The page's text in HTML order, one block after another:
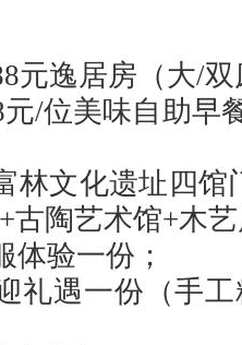
元逸居房（大/
元/位美味自助早
林文化遗址四
古陶艺术馆+木
体验一份；
礼遇一份（手